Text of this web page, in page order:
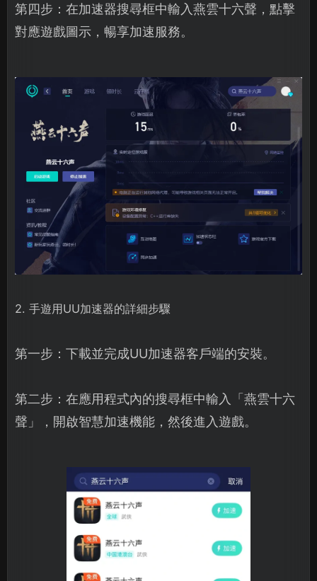
第四步：在加速器搜尋框中輸入燕雲十六聲，點擊
對應遊戲圖示，暢享加速服務。
2. 手遊用UU加速器的詳細步驟
第一步：下載並完成UU加速器客戶端的安裝。
第二步：在應用程式內的搜尋框中輸入「燕雲十六
聲」，開啟智慧加速機能，然後進入遊戲。